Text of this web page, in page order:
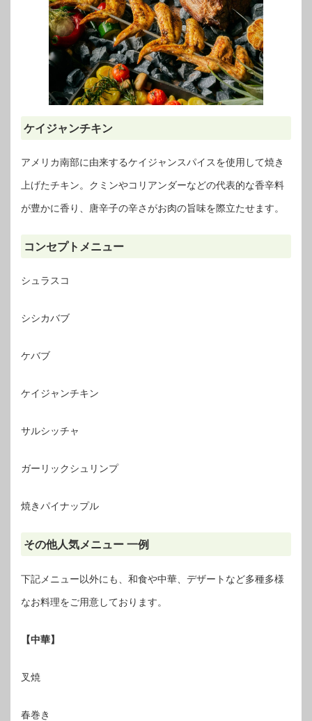
ケイジャンチキン
アメリカ南部に由来するケイジャンスパイスを使用して焼き
上げたチキン。クミンやコリアンダーなどの代表的な香辛料
が豊かに香り、唐辛子の辛さがお肉の旨味を際立たせます。
コンセプトメニュー
シュラスコ
シシカバブ
ケバブ
ケイジャンチキン
サルシッチャ
ガーリックシュリンプ
焼きパイナップル
その他人気メニュー 一例
下記メニュー以外にも、和食や中華、デザートなど多種多様
なお料理をご用意しております。
【中華】
叉焼
春巻き